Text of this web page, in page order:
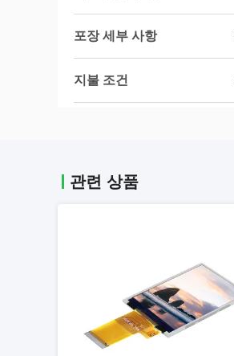
포장 세부 사항
지불 조건
관련 상품